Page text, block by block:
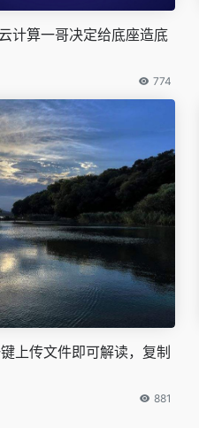
计算一哥决定给底座造底
774
上传文件即可解读，复制
881